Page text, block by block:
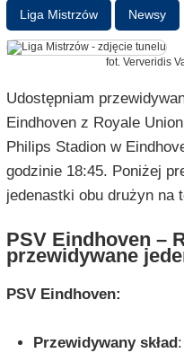
Liga Mistrzów Newsy
fot. Ververidis
Udostępniam
Eindhoven z Royale
Philips Stadion w
godzinie 18:45. Poniżej
jedenastki obu drużyn na
PSV Eindhoven –
przewidywane
PSV Eindhoven:
Przewidywany skład